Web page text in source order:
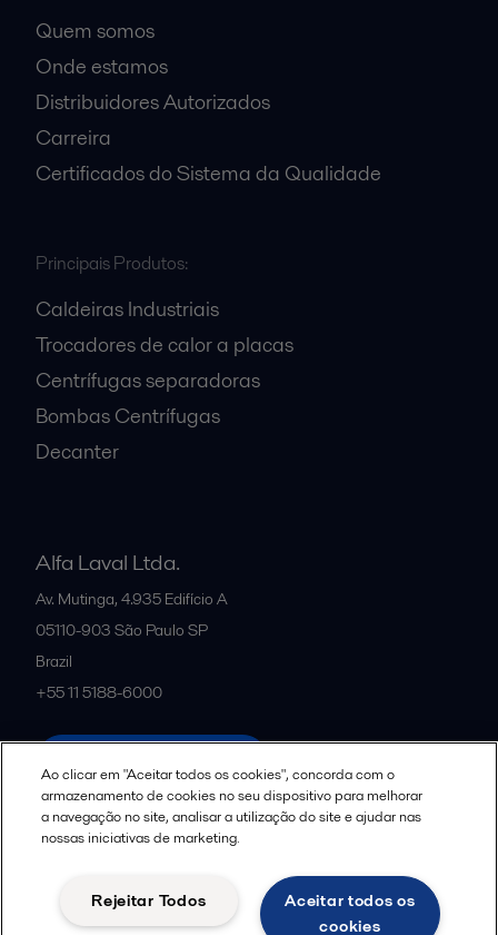
Quem somos
Onde estamos
Distribuidores Autorizados
Carreira
Certificados do Sistema da Qualidade
Principais Produtos:
Caldeiras Industriais
Trocadores de calor a placas
Centrífugas separadoras
Bombas Centrífugas
Decanter
Alfa Laval Ltda.
Av. Mutinga, 4.935 Edifício A
05110-903 São Paulo SP
Brazil
+55 11 5188-6000
Diretrizes da Comunidade
Aviso de Privacidade de Dados para Candidatos a Vagas
Ao clicar em "Aceitar todos os cookies", concorda com o
armazenamento de cookies no seu dispositivo para melhorar
a navegação no site, analisar a utilização do site e ajudar nas
nossas iniciativas de marketing.
Aceitar todos os
cookies
Rejeitar Todos